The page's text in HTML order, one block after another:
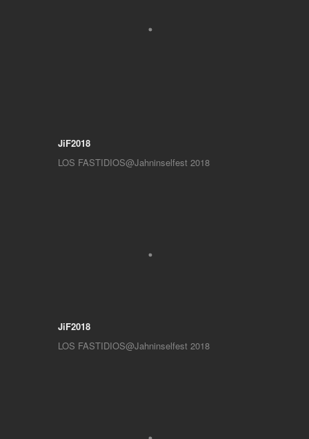
JiF2018
LOS FASTIDIOS@Jahninselfest 2018
JiF2018
LOS FASTIDIOS@Jahninselfest 2018